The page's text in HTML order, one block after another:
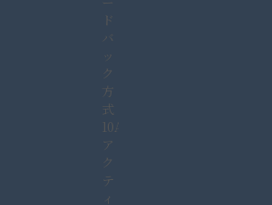
ド
バ
ッ
ク
方
式
10A
ア
ク
テ
ィ